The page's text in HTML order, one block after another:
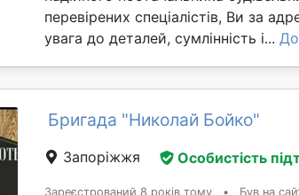
перевірених спеціалістів, Ви за
увага до деталей, сумлінність і...
Бригада "Николай Бойко"
Запоріжжя Особистість
Зареєстрований 8 років тому • Був на